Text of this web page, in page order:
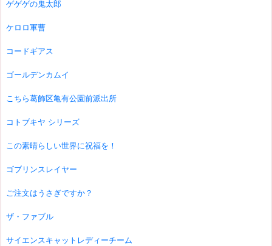
ゲゲゲの鬼太郎
ケロロ軍曹
コードギアス
ゴールデンカムイ
こちら葛飾区亀有公園前派出所
コトブキヤ シリーズ
この素晴らしい世界に祝福を！
ゴブリンスレイヤー
ご注文はうさぎですか？
ザ・ファブル
サイエンスキャットレディーチーム